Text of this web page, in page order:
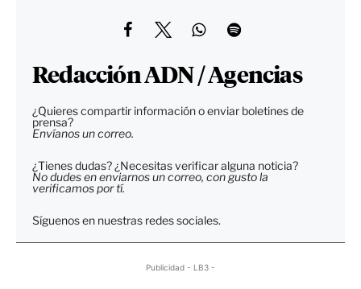
Redacción ADN / Agencias
¿Quieres compartir información o enviar boletines de
prensa?
Envíanos un correo.
¿Tienes dudas? ¿Necesitas verificar alguna noticia?
No dudes en enviarnos un correo, con gusto la
verificamos por tí.
Síguenos en nuestras redes sociales.
Publicidad - LB3 -